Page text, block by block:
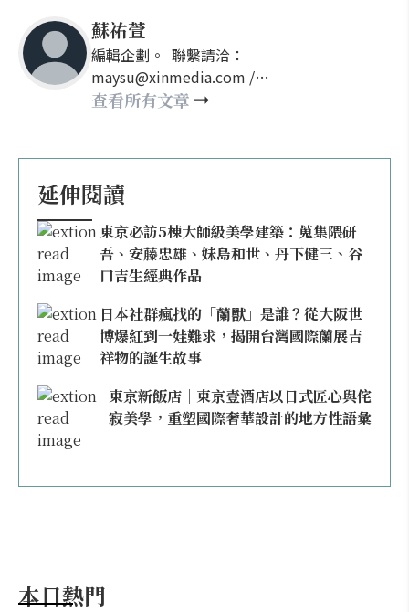
蘇祐萱
編輯企劃。 聯繫請洽：
maysu@xinmedia.com /
may860527@gmail.com
查看所有文章
延伸閱讀
東京必訪5棟大師級美學建築：蒐集隈研
吾、安藤忠雄、妹島和世、丹下健三、谷
口吉生經典作品
日本社群瘋找的「蘭獸」是誰？從大阪世
博爆紅到一娃難求，揭開台灣國際蘭展吉
祥物的誕生故事
東京新飯店｜東京壹酒店以日式匠心與侘
寂美學，重塑國際奢華設計的地方性語彙
本日熱門